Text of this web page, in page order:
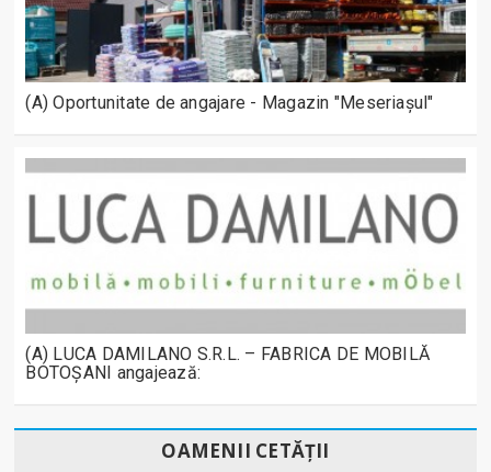
(A) Oportunitate de angajare - Magazin "Meseriașul"
(A) LUCA DAMILANO S.R.L. – FABRICA DE MOBILĂ
BOTOȘANI angajează:
OAMENII CETĂȚII